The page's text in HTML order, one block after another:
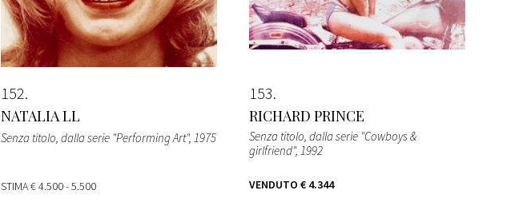
152
NATALIA LL
Senza titolo, dalla serie "Performing Art", 1975
STIMA€ 4.500 - 5.500
153
RICHARD PRINCE
Senza titolo, dalla serie "Cowboys &
girlfriend", 1992
VENDUTO € 4.344